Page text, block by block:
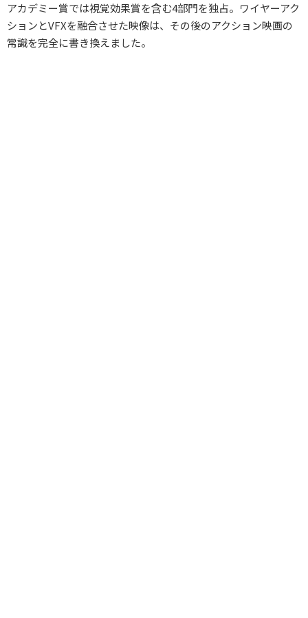
アカデミー賞では視覚効果賞を含む4部門を独占。ワイヤーアク
ションとVFXを融合させた映像は、その後のアクション映画の
常識を完全に書き換えました。